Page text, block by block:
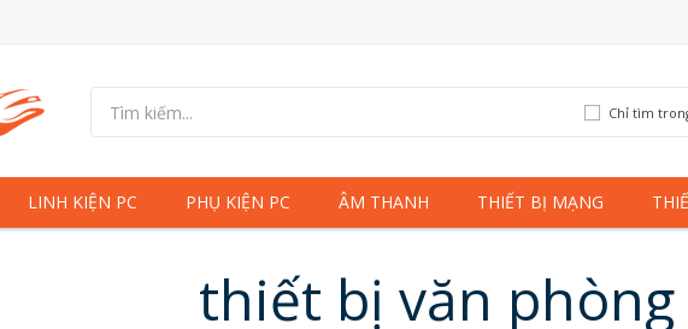
Chỉ tìm
LINH KIỆN PC PHỤ KIỆN PC ÂM THANH THIẾT BỊ MẠNG
thiết bị văn phòng